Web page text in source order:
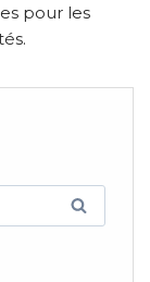
pour les